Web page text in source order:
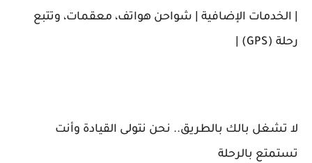
| الخدمات الإضافية | شواحن هواتف، معقمات، وتتبع
رحلة (GPS) |
لا تشغل بالك بالطريق.. نحن نتولى القيادة وأنت
تستمتع بالرحلة